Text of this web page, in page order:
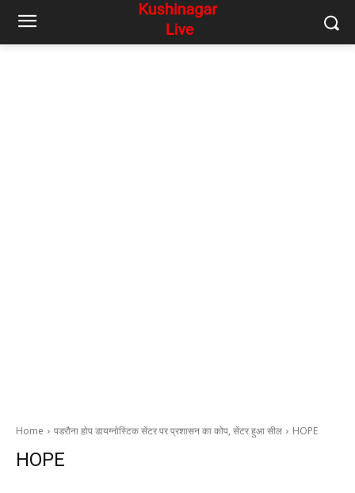
Home पडरौना होप डायग्नोस्टिक सेंटर पर प्रशासन का कोप, सेंटर हुआ सील HOPE
HOPE